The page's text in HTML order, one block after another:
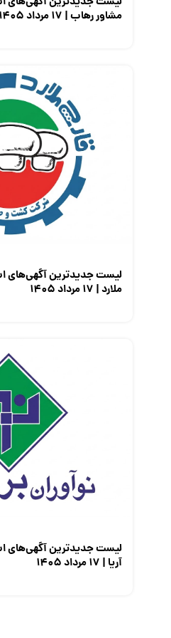
مشاور رهاب | ۱۷ مرداد ۱۴۰۵
لیست جدیدترین
ملارد | ۱۷ مرداد ۱۴۰۵
لیست جدیدترین آگهی‌های
آریا | ۱۷ مرداد ۱۴۰۵